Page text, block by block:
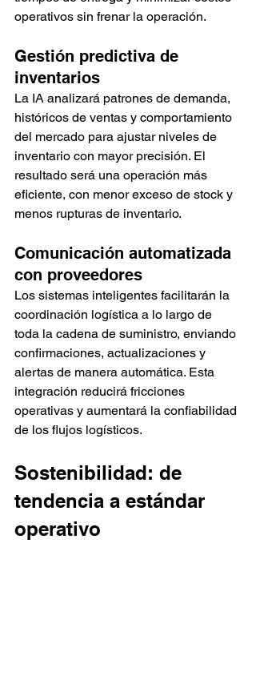
operativos sin frenar la operación.
Gestión predictiva de
inventarios
La IA analizará patrones de demanda,
históricos de ventas y comportamiento
del mercado para ajustar niveles de
inventario con mayor precisión. El
resultado será una operación más
eficiente, con menor exceso de stock y
menos rupturas de inventario.
Comunicación automatizada
con proveedores
Los sistemas inteligentes facilitarán la
coordinación logística a lo largo de
toda la cadena de suministro, enviando
confirmaciones, actualizaciones y
alertas de manera automática. Esta
integración reducirá fricciones
operativas y aumentará la confiabilidad
de los flujos logísticos.
Sostenibilidad: de
tendencia a estándar
operativo